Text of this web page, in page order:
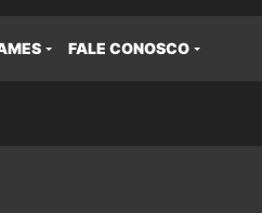
FALE CONOSCO